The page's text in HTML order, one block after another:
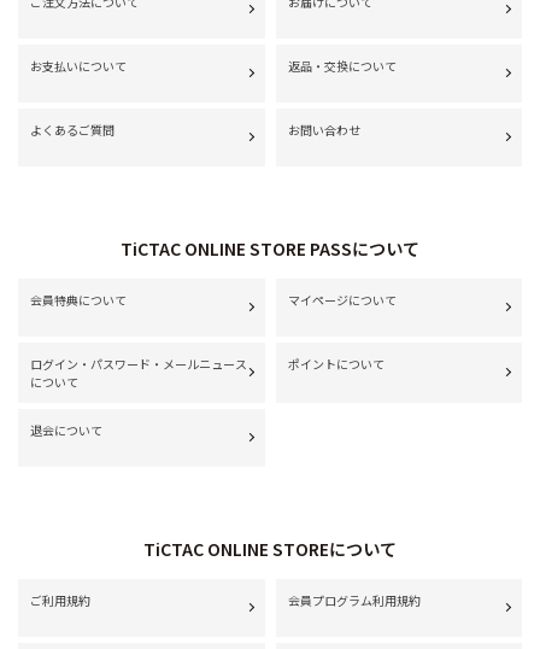
お支払いについて 返品・交換について
よくあるご質問 お問い合わせ
TiCTAC ONLINE STORE PASSについて
会員特典について マイページについて
ログイン・パスワード・メールニュース
について
ポイントについて
退会について
TiCTAC ONLINE STOREについて
ご利用規約 会員プログラム利用規約